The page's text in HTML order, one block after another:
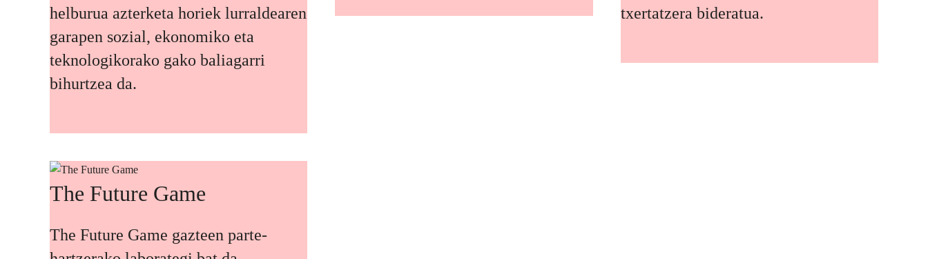
helburua azterketa horiek lurraldearen
garapen sozial, ekonomiko eta
teknologikorako gako baliagarri
bihurtzea da.
txertatzera bideratua.
The Future Game
The Future Game gazteen parte-